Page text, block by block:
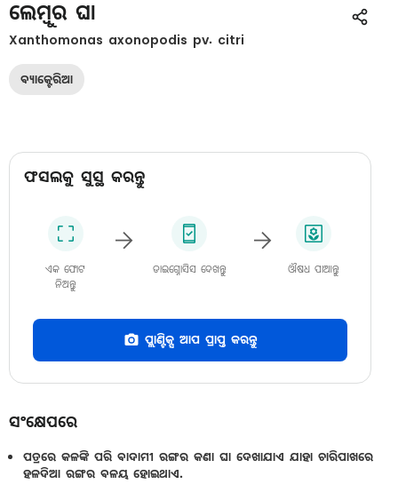
ଲେମ୍ବୁର ଘା
Xanthomonas axonopodis pv. citri
ବ୍ୟାକ୍ଟେରିଆ
ଫସଲକୁ ସୁସ୍ଥ କରନ୍ତୁ
ଏକ ଫୋଟ
ନିଅନ୍ତୁ
ଡାଇଗ୍ନୋସିସ ଦେଖନ୍ତୁ ଔଷଧ ପାଆନ୍ତୁ
ପ୍ଲାଣ୍ଟିକ୍ସ ଆପ ପ୍ରାପ୍ତ କରନ୍ତୁ
ସଂକ୍ଷେପରେ
ପତ୍ରରେ କଳଙ୍କି ପରି ବାଦାମୀ ରଙ୍ଗର କଣା ଘା ଦେଖାଯାଏ ଯାହା ଚାରିପାଖରେ
ହଳଦିଆ ରଙ୍ଗର ବଳୟ ହୋଇଥାଏ.